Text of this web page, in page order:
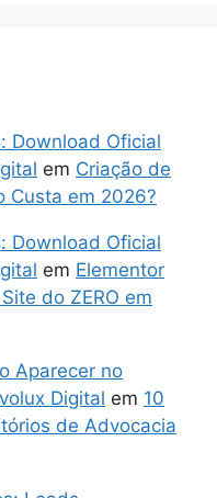
Download Oficial
em Criação de
Custa em 2026?
Download Oficial
em Elementor
do ZERO em
Aparecer no
Digital em 10
de Advocacia